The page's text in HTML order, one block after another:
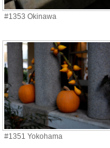
#1353 Okinawa
#1351 Yokohama